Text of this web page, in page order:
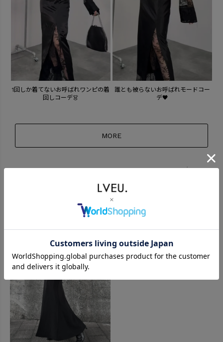
1回しか着てないお呼ばれワンピの着
回しコーデ👗
誰とも被らないお呼ばれモードコー
デ🖤
MORE
COORDINATE ITEM